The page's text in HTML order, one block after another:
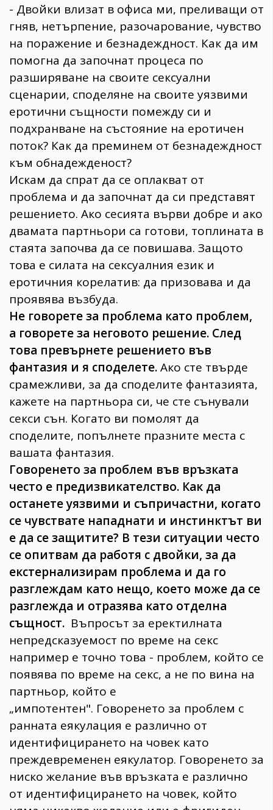
- Двойки влизат в офиса ми, преливащи от
гняв, нетърпение, разочарование, чувство
на поражение и безнадеждност. Как да им
помогна да започнат процеса по
разширяване на своите сексуални
сценарии, споделяне на своите уязвими
еротични същности помежду си и
подхранване на състояние на еротичен
поток? Как да преминем от безнадеждност
към обнадежденост?
Искам да спрат да се оплакват от
проблема и да започнат да си представят
решението. Ако сесията върви добре и ако
двамата партньори са готови, топлината в
стаята започва да се повишава. Защото
това е силата на сексуалния език и
еротичния корелатив: да призовава и да
проявява възбуда.
Не говорете за проблема като проблем,
а говорете за неговото решение. След
това превърнете решението във
фантазия и я споделете.Ако сте твърде
срамежливи, за да споделите фантазията,
кажете на партньора си, че сте сънували
секси сън. Когато ви помолят да
споделите, попълнете празните места с
вашата фантазия.
Говоренето за проблем във връзката
често е предизвикателство. Как да
останете уязвими и съпричастни, когато
се чувствате нападнати и инстинктът ви
е да се защитите? В тези ситуации често
се опитвам да работя с двойки, за да
екстернализирам проблема и да го
разглеждам като нещо, което може да се
разглежда и отразява като отделна
същност. Въпросът за еректилната
непредсказуемост по време на секс
например е точно това - проблем, който се
появява по време на секс, а не по вина на
партньор, който е
„импотентен". Говоренето за проблем с
ранната еякулация е различно от
идентифицирането на човек като
преждевременен еякулатор. Говоренето за
ниско желание във връзката е различно
от идентифицирането на човек, който